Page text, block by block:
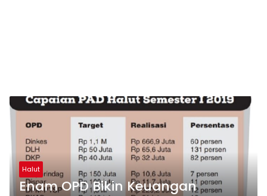
Halut
Enam OPD Bikin Keuangan